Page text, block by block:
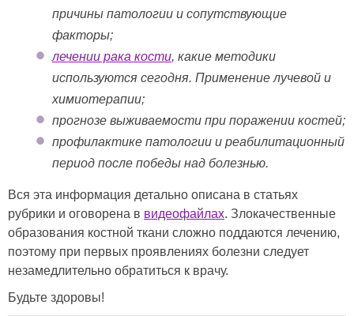
причины патологии и сопутствующие
факторы;
лечении рака кости, какие методики
используются сегодня. Применение лучевой и
химиотерапии;
прогнозе выживаемости при поражении костей;
профилактике патологии и реабилитационный
период после победы над болезнью.
Вся эта информация детально описана в статьях
рубрики и оговорена в видеофайлах. Злокачественные
образования костной ткани сложно поддаются лечению,
поэтому при первых проявлениях болезни следует
незамедлительно обратиться к врачу.
Будьте здоровы!